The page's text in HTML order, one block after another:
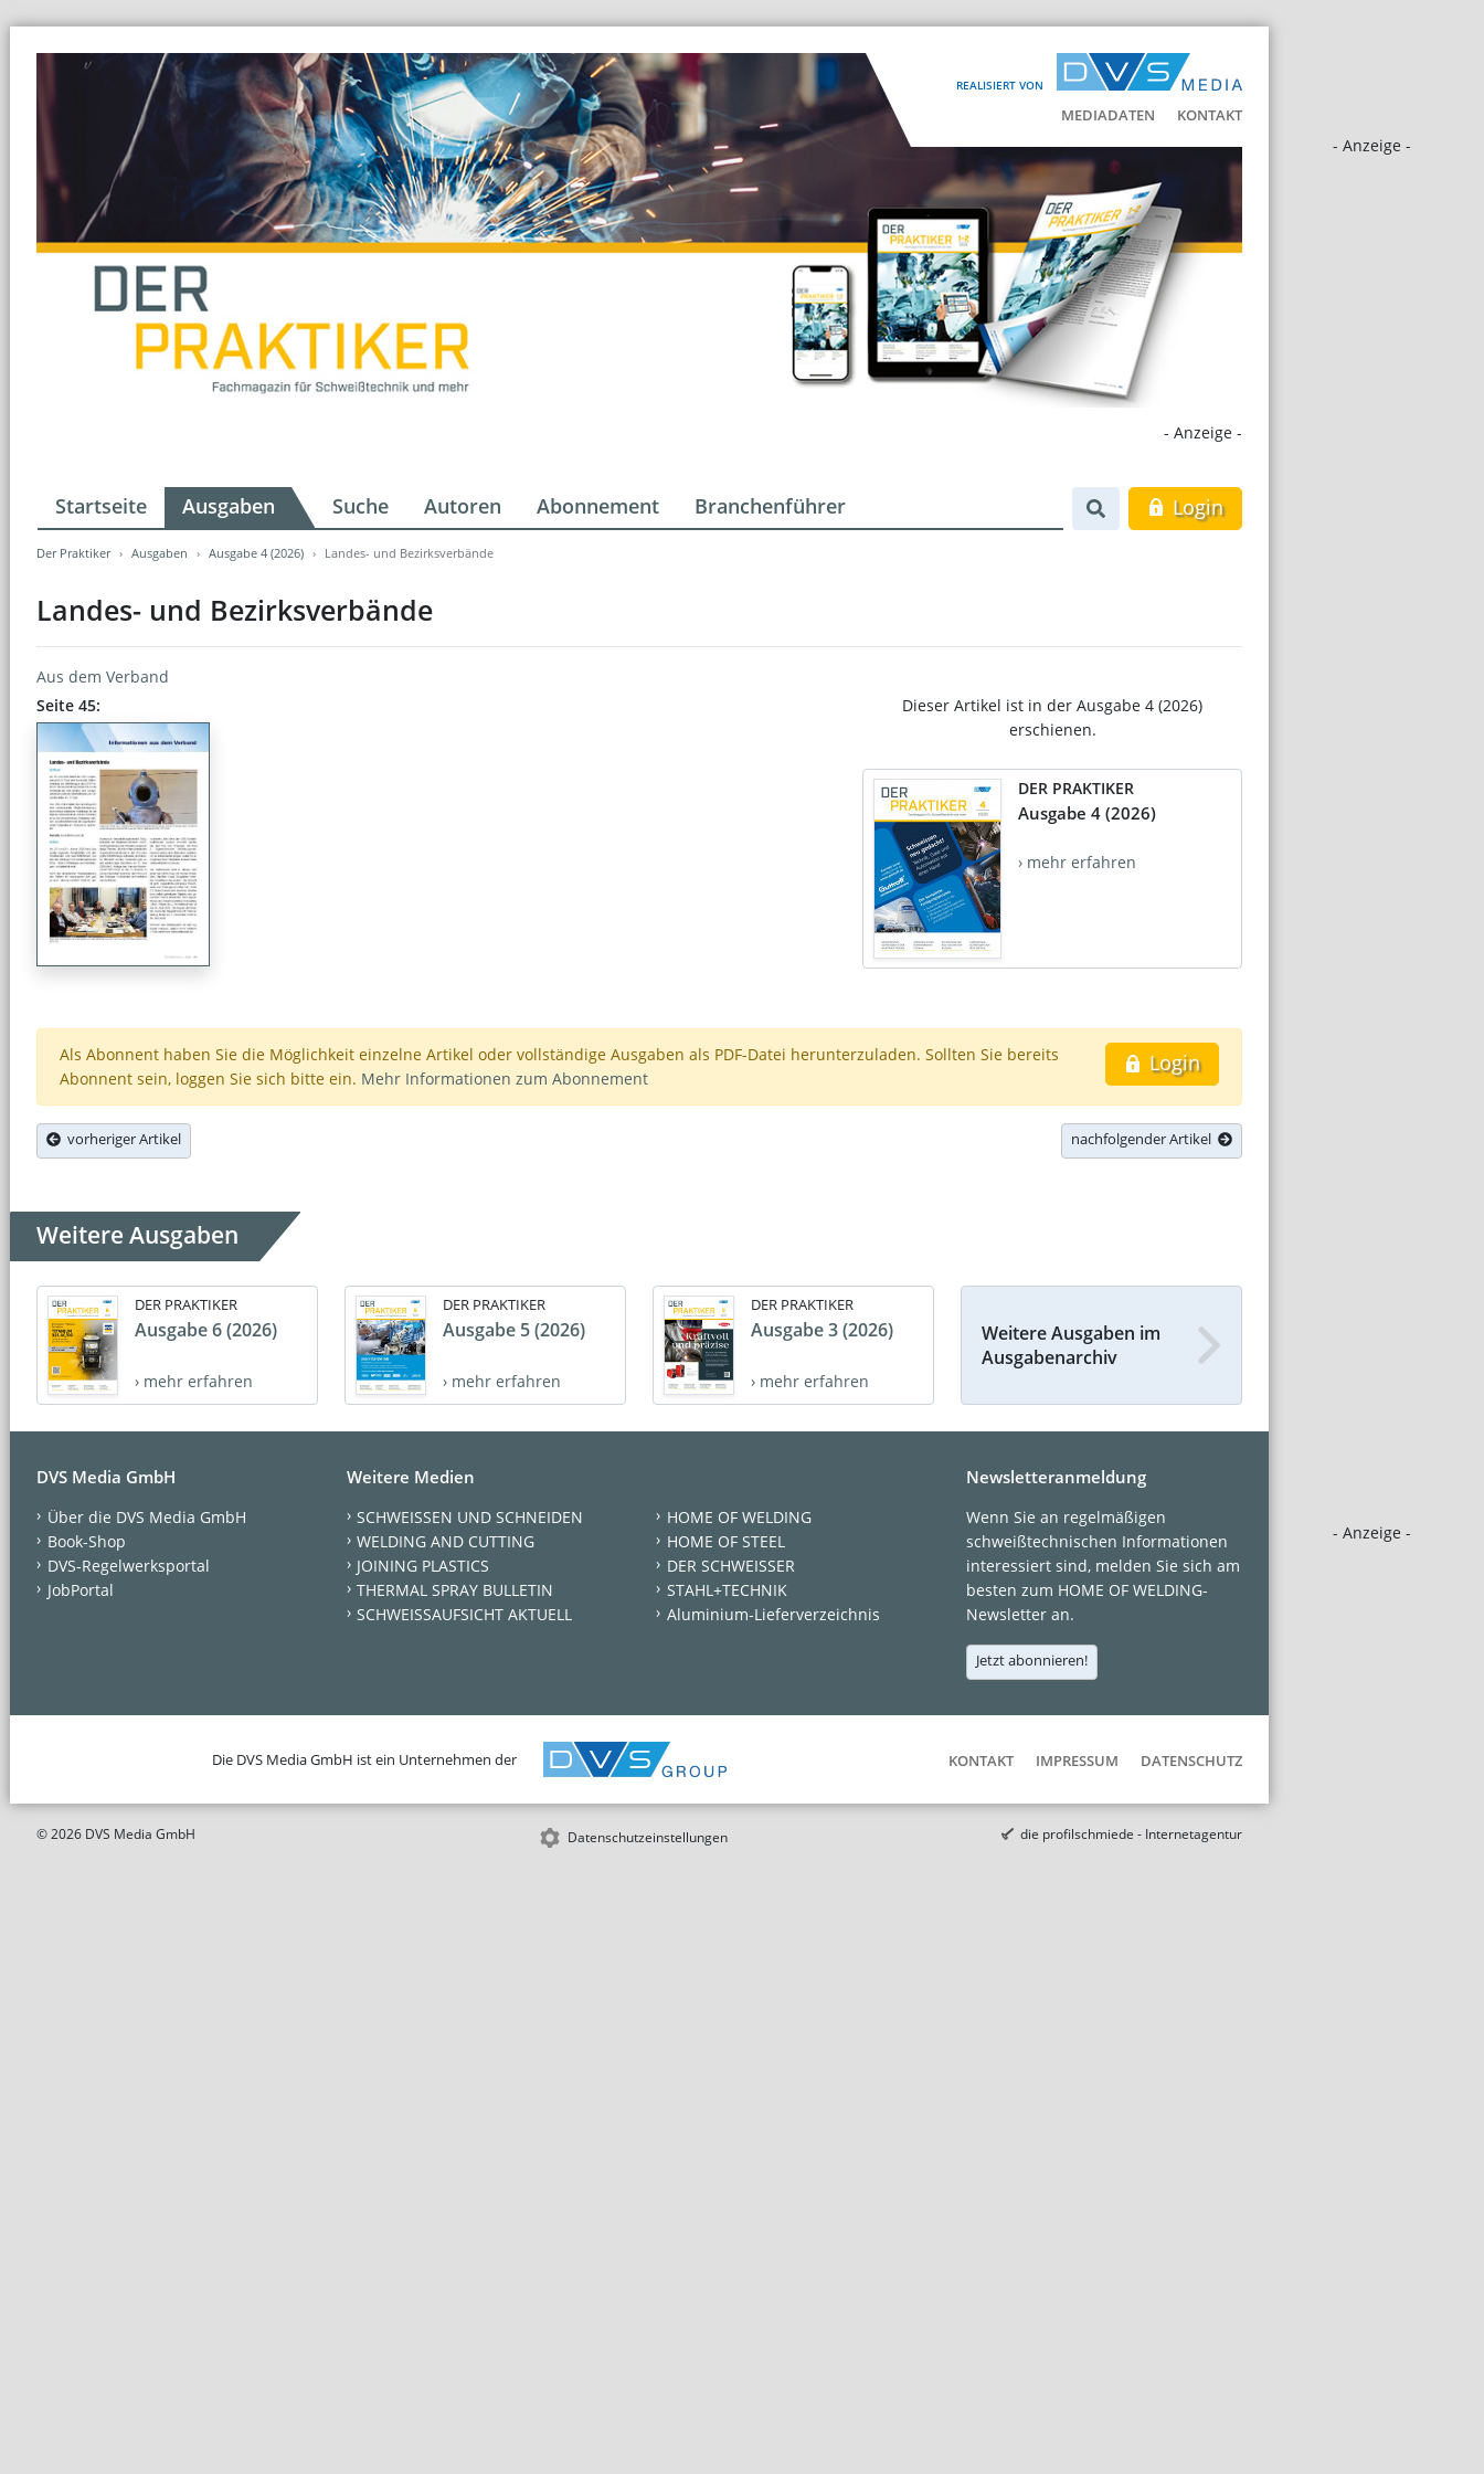
REALISIERT VON
MEDIADATEN KONTAKT
- Anzeige -
- Anzeige -
- Anzeige -
Startseite Ausgaben Suche Autoren Abonnement Branchenführer Login
Der Praktiker Ausgaben Ausgabe 4 (2026) Landes- und Bezirksverbände
Landes- und Bezirksverbände
Aus dem Verband
Seite 45:
Dieser Artikel ist in der Ausgabe 4 (2026)
erschienen.
DER PRAKTIKER
Ausgabe 4 (2026)
› mehr erfahren
Login
Als Abonnent haben Sie die Möglichkeit einzelne Artikel oder vollständige Ausgaben als PDF-Datei herunterzuladen. Sollten Sie bereits
Abonnent sein, loggen Sie sich bitte ein. Mehr Informationen zum Abonnement
vorheriger Artikel nachfolgender Artikel
Weitere Ausgaben
DER PRAKTIKER
Ausgabe 6 (2026)
› mehr erfahren
DER PRAKTIKER
Ausgabe 5 (2026)
› mehr erfahren
DER PRAKTIKER
Ausgabe 3 (2026)
› mehr erfahren
Weitere Ausgaben im
Ausgabenarchiv
DVS Media GmbH
Über die DVS Media GmbH
Book-Shop
DVS-Regelwerksportal
JobPortal
Weitere Medien
SCHWEISSEN UND SCHNEIDEN
WELDING AND CUTTING
JOINING PLASTICS
THERMAL SPRAY BULLETIN
SCHWEISSAUFSICHT AKTUELL
HOME OF WELDING
HOME OF STEEL
DER SCHWEISSER
STAHL+TECHNIK
Aluminium-Lieferverzeichnis
Newsletteranmeldung
Wenn Sie an regelmäßigen
schweißtechnischen Informationen
interessiert sind, melden Sie sich am
besten zum HOME OF WELDING-
Newsletter an.
Jetzt abonnieren!
Die DVS Media GmbH ist ein Unternehmen der KONTAKT IMPRESSUM DATENSCHUTZ
© 2026 DVS Media GmbH Datenschutzeinstellungen die profilschmiede - Internetagentur